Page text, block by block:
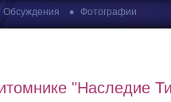
Обсуждения • Фотографии
"Наследие